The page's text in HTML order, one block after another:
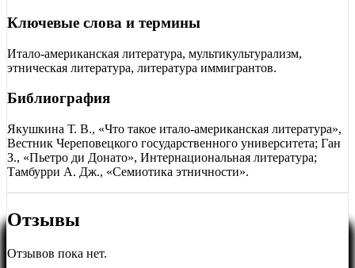
Ключевые слова и термины
Итало-американская литература, мультикультурализм,
этническая литература, литература иммигрантов.
Библиография
Якушкина Т. В., «Что такое итало-американская литература»,
Вестник Череповецкого государственного университета; Ган
З., «Пьетро ди Донато», Интернациональная литература;
Тамбурри А. Дж., «Семиотика этничности».
Отзывы
Отзывов пока нет.